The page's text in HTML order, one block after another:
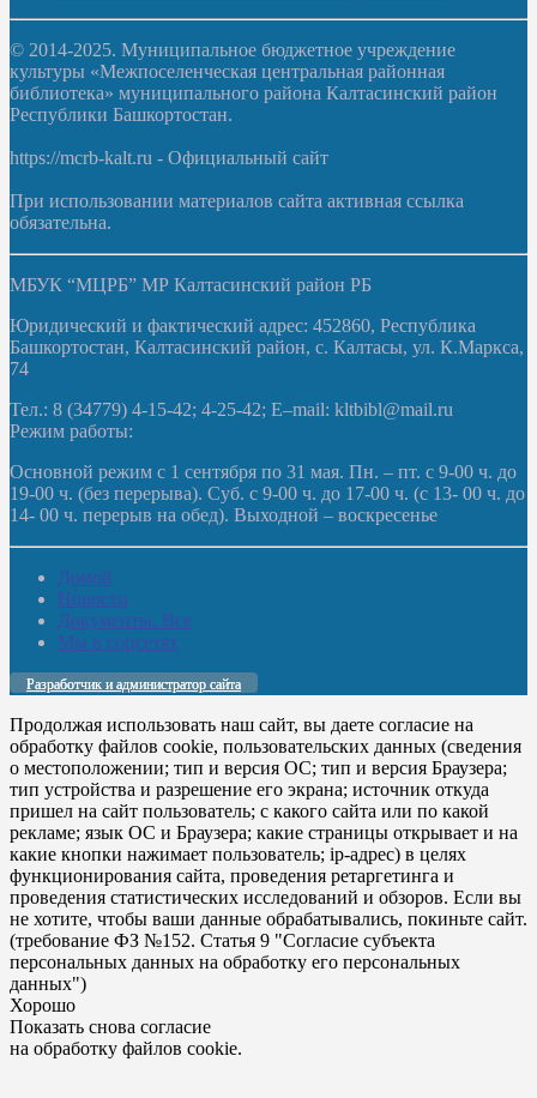
© 2014-2025. Муниципальное бюджетное учреждение
культуры «Межпоселенческая центральная районная
библиотека» муниципального района Калтасинский район
Республики Башкортостан.
https://mcrb-kalt.ru - Официальный сайт
При использовании материалов сайта активная ссылка
обязательна.
МБУК “МЦРБ” МР Калтасинский район РБ
Юридический и фактический адрес: 452860, Республика
Башкортостан, Калтасинский район, с. Калтасы, ул. К.Маркса,
74
Тел.: 8 (34779) 4-15-42; 4-25-42; E–mail: kltbibl@mail.ru
Режим работы:
Основной режим с 1 сентября по 31 мая. Пн. – пт. с 9-00 ч. до
19-00 ч. (без перерыва). Суб. с 9-00 ч. до 17-00 ч. (с 13- 00 ч. до
14- 00 ч. перерыв на обед). Выходной – воскресенье
Домой
Новости
Документы. Все
Мы в соцсетях
Разработчик и администратор сайта
Продолжая использовать наш сайт, вы даете согласие на
обработку файлов cookie, пользовательских данных (сведения
о местоположении; тип и версия ОС; тип и версия Браузера;
тип устройства и разрешение его экрана; источник откуда
пришел на сайт пользователь; с какого сайта или по какой
рекламе; язык ОС и Браузера; какие страницы открывает и на
какие кнопки нажимает пользователь; ip-адрес) в целях
функционирования сайта, проведения ретаргетинга и
проведения статистических исследований и обзоров. Если вы
не хотите, чтобы ваши данные обрабатывались, покиньте сайт.
(требование ФЗ №152. Статья 9 "Согласие субъекта
персональных данных на обработку его персональных
данных")
Хорошо
Показать снова согласие
на обработку файлов cookie.